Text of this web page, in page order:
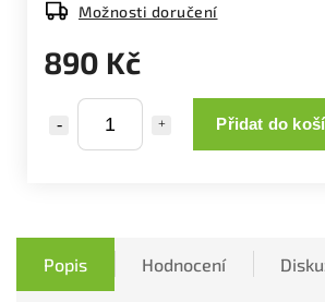
890 Kč
Přidat do
Možnosti doručení
Popis Hodnocení